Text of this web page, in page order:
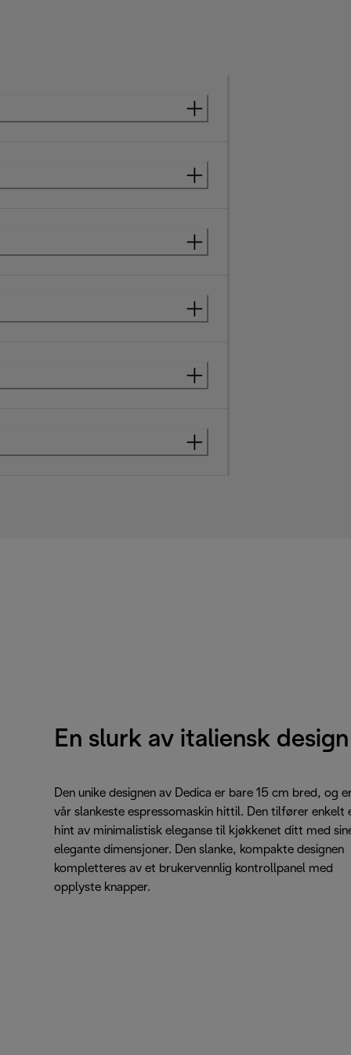
En slurk av italiensk design
Den unike designen av Dedica er bare 15 cm bred, og
vår slankeste espressomaskin hittil. Den tilfører enkelt
hint av minimalistisk eleganse til kjøkkenet ditt med
elegante dimensjoner. Den slanke, kompakte designen
kompletteres av et brukervennlig kontrollpanel med
opplyste knapper.